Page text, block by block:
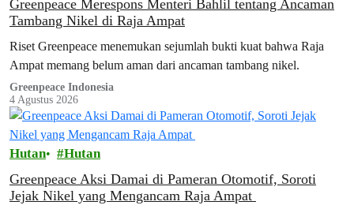
Greenpeace Merespons Menteri Bahlil tentang Ancaman
Tambang Nikel di Raja Ampat
Riset Greenpeace menemukan sejumlah bukti kuat bahwa Raja
Ampat memang belum aman dari ancaman tambang nikel.
Greenpeace Indonesia
4 Agustus 2026
Hutan Hutan
Greenpeace Aksi Damai di Pameran Otomotif, Soroti
Jejak Nikel yang Mengancam Raja Ampat